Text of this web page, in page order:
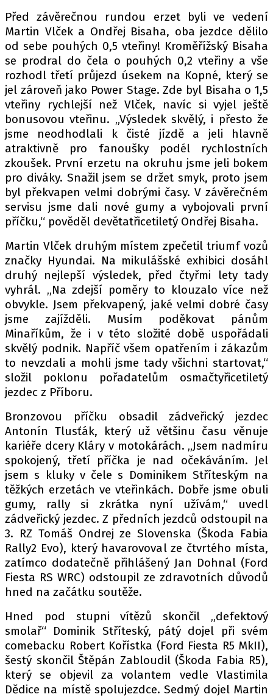
Před závěrečnou rundou erzet byli ve vedení
Martin Vlček a Ondřej Bisaha, oba jezdce dělilo
od sebe pouhých 0,5 vteřiny! Kroměřížský Bisaha
se prodral do čela o pouhých 0,2 vteřiny a vše
rozhodl třetí průjezd úsekem na Kopné, který se
jel zároveň jako Power Stage. Zde byl Bisaha o 1,5
vteřiny rychlejší než Vlček, navíc si vyjel ještě
bonusovou vteřinu. „Výsledek skvělý, i přesto že
jsme neodhodlali k čisté jízdě a jeli hlavně
atraktivně pro fanoušky podél rychlostních
zkoušek. První erzetu na okruhu jsme jeli bokem
pro diváky. Snažil jsem se držet smyk, proto jsem
byl překvapen velmi dobrými časy. V závěrečném
servisu jsme dali nové gumy a vybojovali první
příčku,“ pověděl devětatřicetiletý Ondřej Bisaha.
Martin Vlček druhým místem zpečetil triumf vozů
značky Hyundai. Na mikulášské exhibici dosáhl
druhý nejlepší výsledek, před čtyřmi lety tady
vyhrál. „Na zdejší poměry to klouzalo více než
obvykle. Jsem překvapený, jaké velmi dobré časy
jsme zajížděli. Musím poděkovat pánům
Minaříkům, že i v této složité době uspořádali
skvělý podnik. Napříč všem opatřením i zákazům
to nevzdali a mohli jsme tady všichni startovat,“
složil poklonu pořadatelům osmačtyřicetiletý
jezdec z Příboru.
Bronzovou příčku obsadil zádveřický jezdec
Antonín Tlusťák, který už většinu času věnuje
kariéře dcery Kláry v motokárách. „Jsem nadmíru
spokojený, třetí příčka je nad očekáváním. Jel
jsem s kluky v čele s Dominikem Stříteským na
těžkých erzetách ve vteřinkách. Dobře jsme obuli
gumy, rally si zkrátka nyní užívám,“ uvedl
zádveřický jezdec. Z předních jezdců odstoupil na
3. RZ Tomáš Ondrej ze Slovenska (Škoda Fabia
Rally2 Evo), který havarovoval ze čtvrtého místa,
zatímco dodatečně přihlášený Jan Dohnal (Ford
Fiesta RS WRC) odstoupil ze zdravotních důvodů
hned na začátku soutěže.
Hned pod stupni vítězů skončil „defektový
smolař“ Dominik Stříteský, pátý dojel při svém
comebacku Robert Kořístka (Ford Fiesta R5 MkII),
šestý skončil Štěpán Zabloudil (Škoda Fabia R5),
který se objevil za volantem vedle Vlastimila
Dědice na místě spolujezdce. Sedmý dojel Martin